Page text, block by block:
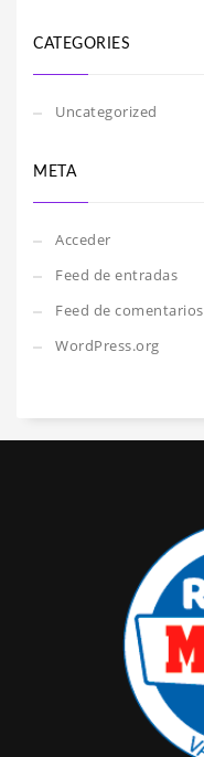
CATEGORIES
Uncategorized
META
Acceder
Feed de entradas
Feed de comentarios
WordPress.org